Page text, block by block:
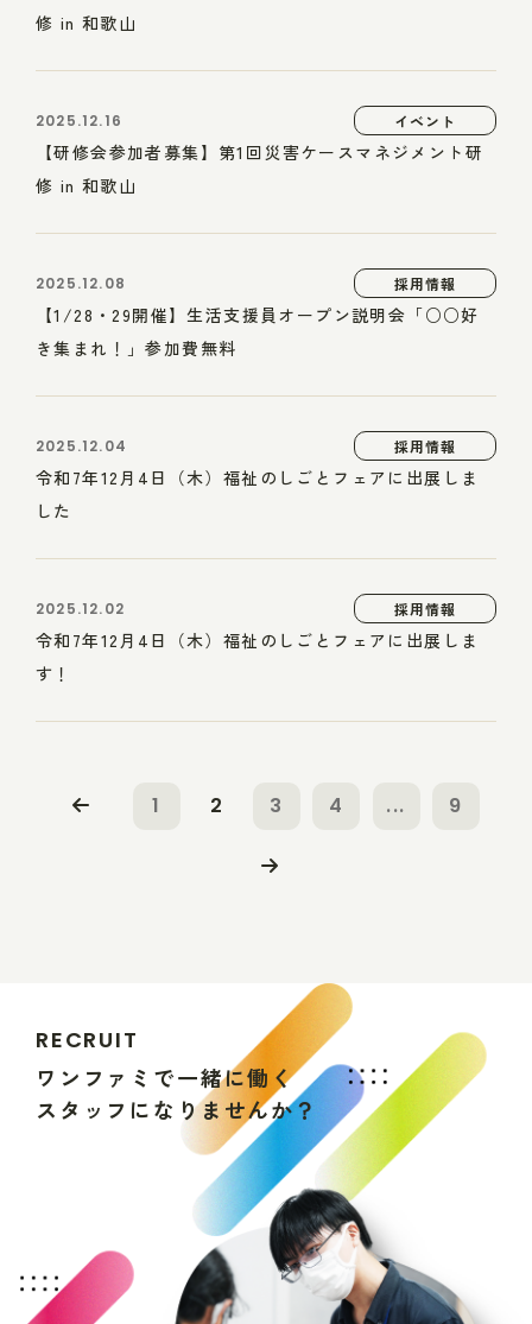
修 in 和歌山
2025.12.16 イベント
【研修会参加者募集】第1回災害ケースマネジメント研
修 in 和歌山
2025.12.08 採用情報
【1/28・29開催】生活支援員オープン説明会「○○好
き集まれ！」参加費無料
2025.12.04 採用情報
令和7年12月4日（木）福祉のしごとフェアに出展しま
した
2025.12.02 採用情報
令和7年12月4日（木）福祉のしごとフェアに出展しま
す！
1 2 3 4 ... 9
RECRUIT
ワ ン フ ァ ミ で一緒に働 く
ス タ ッ フ にな りま せんか？